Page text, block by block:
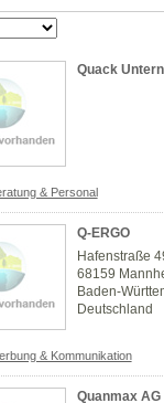
Quack
& Personal
Q-ERGO
Hafenstraße
68159
Baden-
Deutschland
& Kommunikation
Quanmax AG